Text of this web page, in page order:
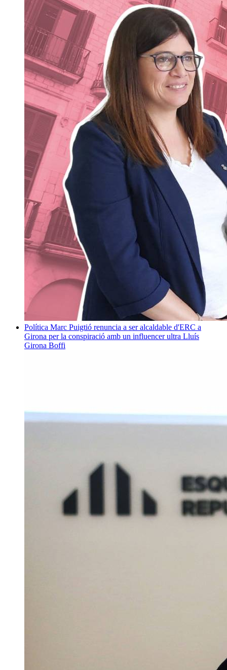
Política Marc Puigtió renuncia a ser alcaldable d'ERC a
Girona per la conspiració amb un influencer ultra Lluís
Girona Boffi